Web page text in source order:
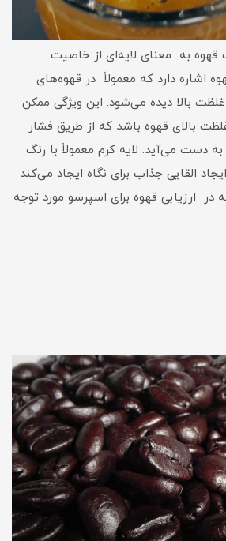
قهوه به معنای لایه‌ای از خاصیت
اشاره دارد که معمولاً در قهوه‌های
بالا دیده می‌شود. این ویژگی ممکن
بالای قهوه باشد که از طریق فشار
دست می‌آید. لایه کرم معمولاً با رنگ
القایی جذاب برای نگاه ایجاد می‌کند
در ارزیابی قهوه برای اسپرسو مورد توجه